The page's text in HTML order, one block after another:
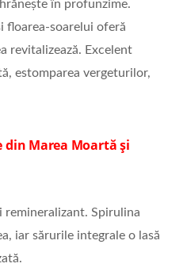
în profunzime.
floarea‑soarelui oferă
revitalizează. Excelent
estomparea vergeturilor,
din Marea Moartă și
Spirulina
iar sărurile integrale o lasă